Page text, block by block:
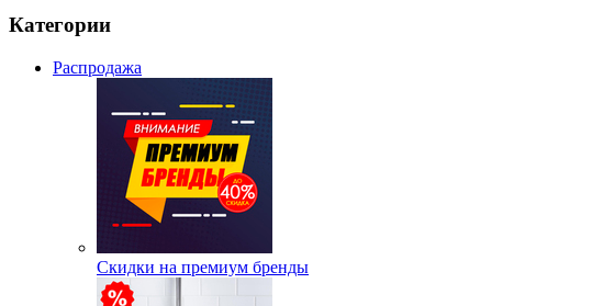
Категории
Распродажа
Скидки на премиум бренды